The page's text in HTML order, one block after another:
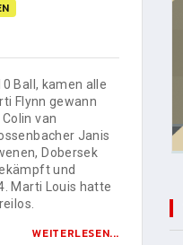
Ball, kamen alle
Flynn gewann
van
Janis
Dobersek
und
Marti Louis hatte
WEITERLESEN...